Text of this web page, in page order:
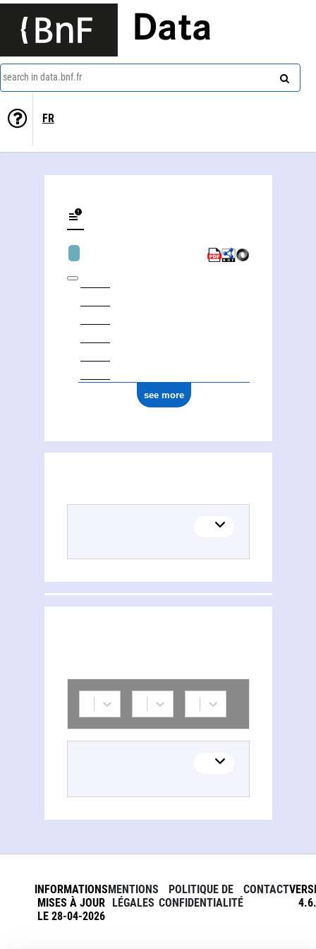
Data
search in data.bnf.fr
FR
see more
INFORMATIONS
MISES À JOUR
LE 28-04-2026
MENTIONS
LÉGALES
POLITIQUE DE
CONFIDENTIALITÉ
CONTACT